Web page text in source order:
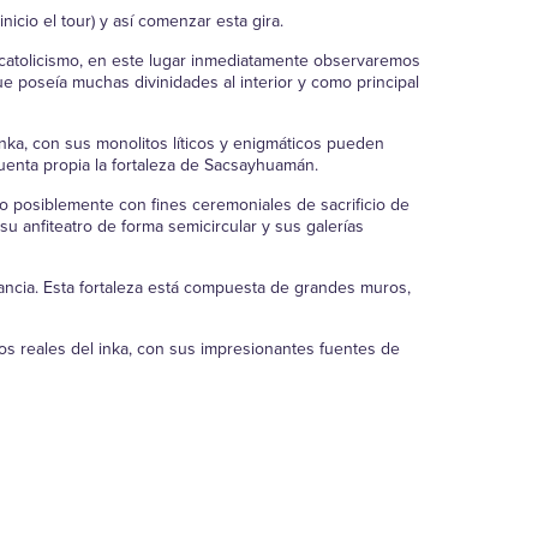
el tour) y así comenzar esta gira.
en este lugar inmediatamente observaremos
poseía muchas divinidades al interior y como principal
con sus monolitos líticos y enigmáticos pueden
propia la fortaleza de Sacsayhuamán.
con fines ceremoniales de sacrificio de
anfiteatro de forma semicircular y sus galerías
Esta fortaleza está compuesta de grandes muros,
reales del inka, con sus impresionantes fuentes de